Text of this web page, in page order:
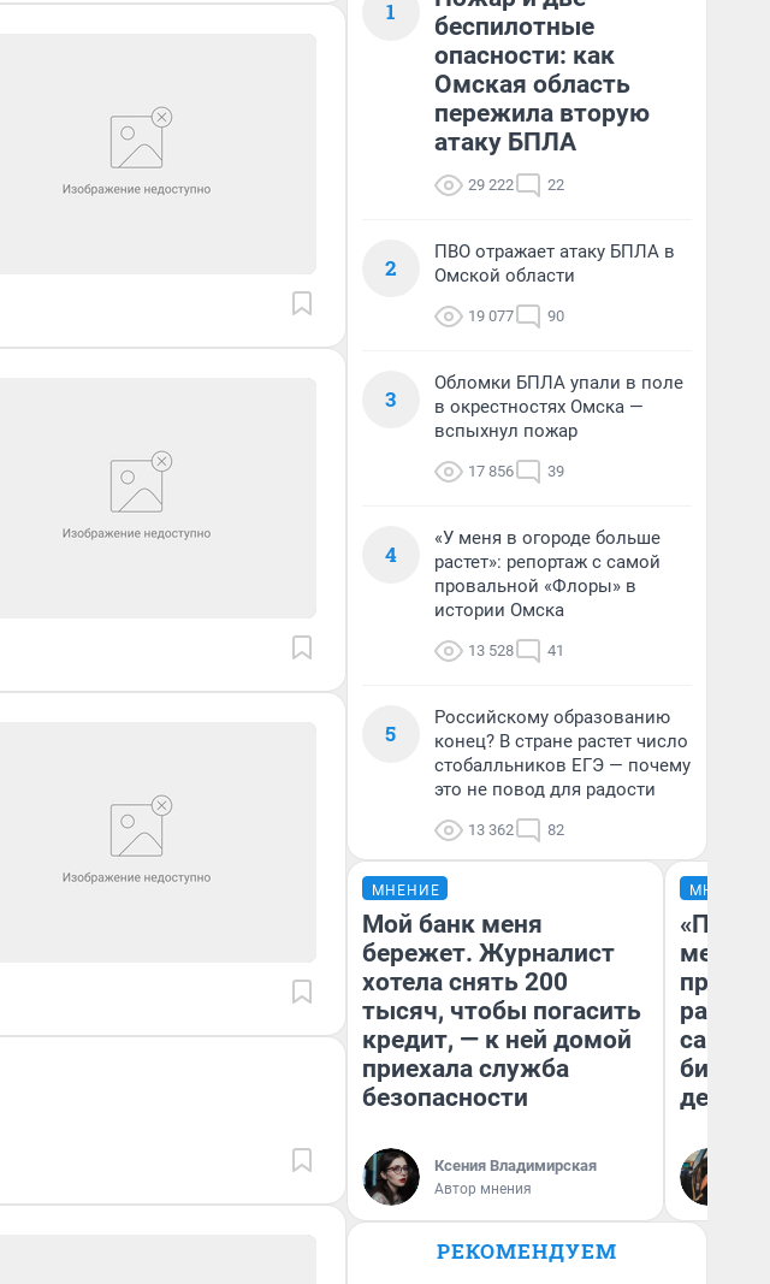
1
беспилотные
опасности: как
Омская область
пережила вторую
атаку БПЛА
29 222 22
2
ПВО отражает атаку БПЛА в
Омской области
19 077 90
3
Обломки БПЛА упали в поле
в окрестностях Омска —
вспыхнул пожар
17 856 39
4
«У меня в огороде больше
растет»: репортаж с самой
провальной «Флоры» в
истории Омска
13 528 41
5
Российскому образованию
конец? В стране растет число
стобалльников ЕГЭ — почему
это не повод для радости
13 362 82
МНЕНИЕ
Мой банк меня
бережет. Журналист
хотела снять 200
тысяч, чтобы погасить
кредит, — к ней домой
приехала служба
безопасности
Ксения Владимирская
Автор мнения
МНЕНИЕ
самом
РЕКОМЕНДУЕМ